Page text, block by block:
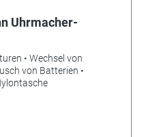
Uhrmacher-
von
von Batterien •